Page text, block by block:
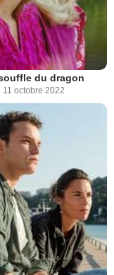
du dragon
11 octobre 2022